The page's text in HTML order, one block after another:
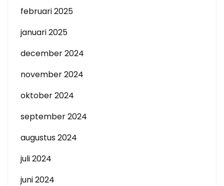
februari 2025
januari 2025
december 2024
november 2024
oktober 2024
september 2024
augustus 2024
juli 2024
juni 2024